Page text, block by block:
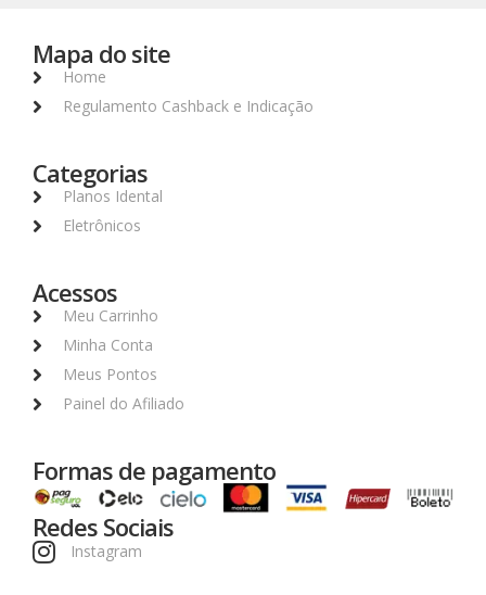
Mapa do site
Home
Regulamento Cashback e Indicação
Categorias
Planos Idental
Eletrônicos
Acessos
Meu Carrinho
Minha Conta
Meus Pontos
Painel do Afiliado
Formas de pagamento
Redes Sociais
Instagram